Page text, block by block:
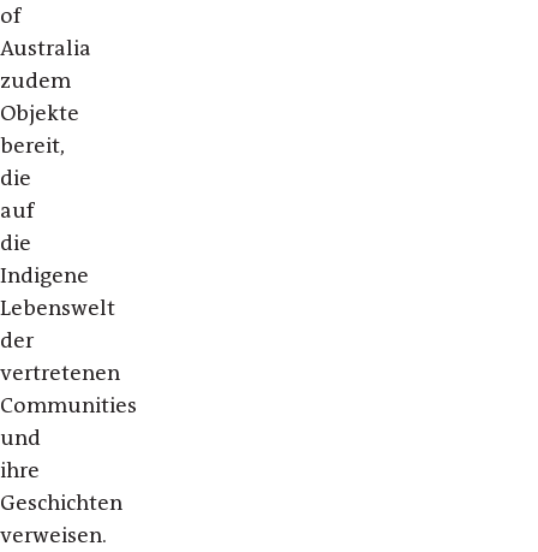
of
Australia
zudem
Objekte
bereit,
die
auf
die
Indigene
Lebenswelt
der
vertretenen
Communities
und
ihre
Geschichten
verweisen.